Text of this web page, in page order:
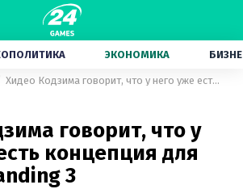
ЭКОНОМИКА
Хидео Кодзима говорит, что у него уже есть концепция для Death Stranding 3
говорит, что у
концепция для
3